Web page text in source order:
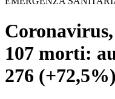
107 morti:
276 (+72,5%)